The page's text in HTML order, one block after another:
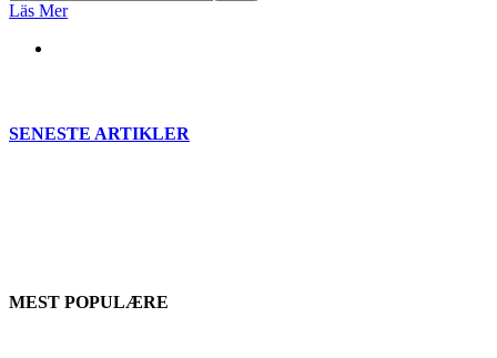
Läs Mer
SENESTE ARTIKLER
MEST POPULÆRE